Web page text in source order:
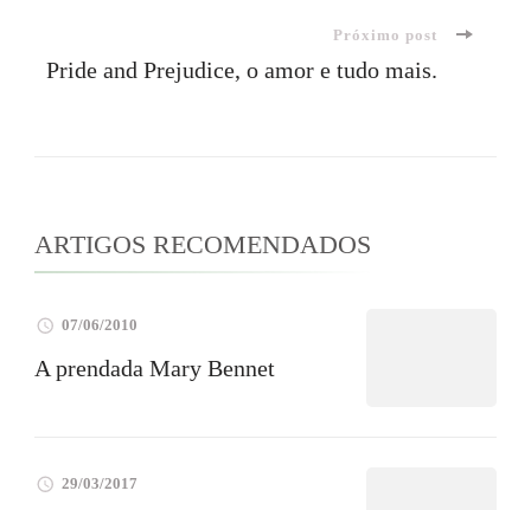
post
Próximo post
Pride and Prejudice, o amor e tudo mais.
ARTIGOS RECOMENDADOS
07/06/2010
A prendada Mary Bennet
29/03/2017